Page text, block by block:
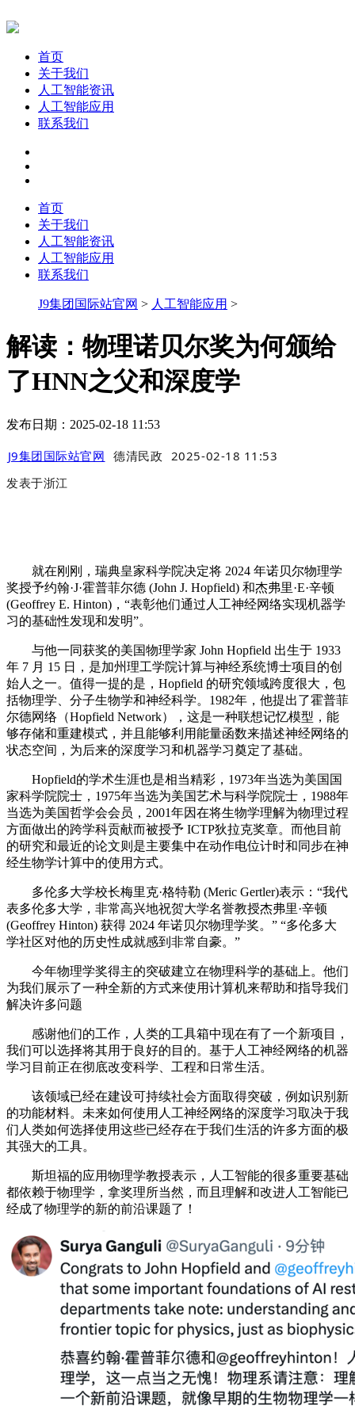
首页
关于我们
人工智能资讯
人工智能应用
联系我们
首页
关于我们
人工智能资讯
人工智能应用
联系我们
J9集团国际站官网 > 人工智能应用 >
解读：物理诺贝尔奖为何颁给
了HNN之父和深度学
发布日期：2025-02-18 11:53
J9集团国际站官网 德清民政 2025-02-18 11:53
发表于浙江
就在刚刚，瑞典皇家科学院决定将 2024 年诺贝尔物理学
奖授予约翰·J·霍普菲尔德 (John J. Hopfield) 和杰弗里·E·辛顿
(Geoffrey E. Hinton)，“表彰他们通过人工神经网络实现机器学
习的基础性发现和发明”。
与他一同获奖的美国物理学家 John Hopfield 出生于 1933
年 7 月 15 日，是加州理工学院计算与神经系统博士项目的创
始人之一。值得一提的是，Hopfield 的研究领域跨度很大，包
括物理学、分子生物学和神经科学。1982年，他提出了霍普菲
尔德网络（Hopfield Network），这是一种联想记忆模型，能
够存储和重建模式，并且能够利用能量函数来描述神经网络的
状态空间，为后来的深度学习和机器学习奠定了基础。
Hopfield的学术生涯也是相当精彩，1973年当选为美国国
家科学院院士，1975年当选为美国艺术与科学院院士，1988年
当选为美国哲学会会员，2001年因在将生物学理解为物理过程
方面做出的跨学科贡献而被授予 ICTP狄拉克奖章。而他目前
的研究和最近的论文则是主要集中在动作电位计时和同步在神
经生物学计算中的使用方式。
多伦多大学校长梅里克·格特勒 (Meric Gertler)表示：“我代
表多伦多大学，非常高兴地祝贺大学名誉教授杰弗里·辛顿
(Geoffrey Hinton) 获得 2024 年诺贝尔物理学奖。” “多伦多大
学社区对他的历史性成就感到非常自豪。”
今年物理学奖得主的突破建立在物理科学的基础上。他们
为我们展示了一种全新的方式来使用计算机来帮助和指导我们
解决许多问题
感谢他们的工作，人类的工具箱中现在有了一个新项目，
我们可以选择将其用于良好的目的。基于人工神经网络的机器
学习目前正在彻底改变科学、工程和日常生活。
该领域已经在建设可持续社会方面取得突破，例如识别新
的功能材料。未来如何使用人工神经网络的深度学习取决于我
们人类如何选择使用这些已经存在于我们生活的许多方面的极
其强大的工具。
斯坦福的应用物理学教授表示，人工智能的很多重要基础
都依赖于物理学，拿奖理所当然，而且理解和改进人工智能已
经成了物理学的新的前沿课题了！